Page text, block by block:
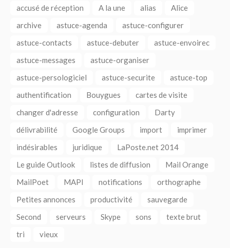
accusé de réception A la une alias
Alice
archive
astuce-agenda
astuce-configurer
astuce-contacts
astuce-debuter
astuce-envoirec
astuce-messages
astuce-organiser
astuce-persologiciel
astuce-securite
astuce-top
authentification
Bouygues
cartes de visite
changer d'adresse
configuration
Darty
délivrabilité
Google Groups import
imprimer
indésirables
juridique
LaPoste.net 2014
Le guide Outlook
listes de diffusion
Mail Orange
MailPoet
MAPI notifications
orthographe
Petites annonces
productivité
sauvegarde
Second
serveurs Skype sons
texte brut
tri
vieux